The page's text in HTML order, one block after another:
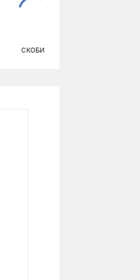
СКОБИ